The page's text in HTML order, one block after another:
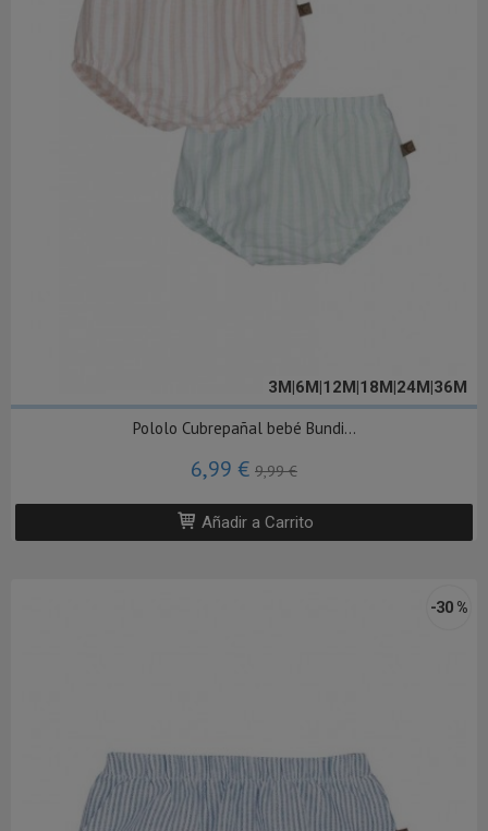
3M|6M|12M|18M|24M|36M
Pololo Cubrepañal bebé Bundi...
6,99 € 9,99 €
Añadir a Carrito
-30 %